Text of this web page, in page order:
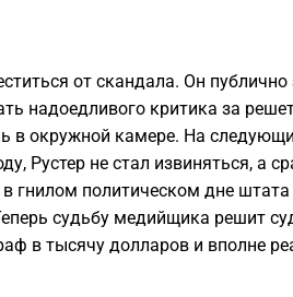
от скандала. Он публично
надоедливого критика за
в окружной камере. На
Рустер не стал извиняться, а
гнилом политическом дне
судьбу медийщика решит
в тысячу долларов и вполне